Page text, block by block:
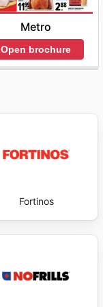
Metro
Open brochure
Fortinos